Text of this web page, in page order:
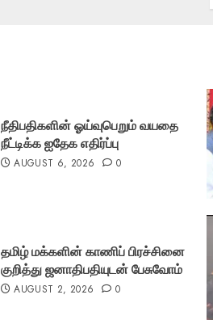
நீதிபதிகளின் ஓய்வுபெறும் வயதை
நீட்டிக்க ஐதேக எதிர்ப்பு
AUGUST 6, 2026 0
தமிழ் மக்களின் காணிப் பிரச்சினை
குறித்து ஜனாதிபதியுடன் பேசுவோம்
AUGUST 2, 2026 0